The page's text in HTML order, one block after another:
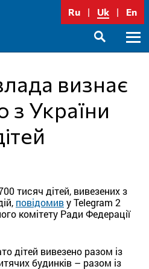
Ru Uk En
з України
тисяч дітей, вивезених з
повідомиву Telegram 2
комітету Ради Федерації
дітей вивезено разом із
будинків – разом із